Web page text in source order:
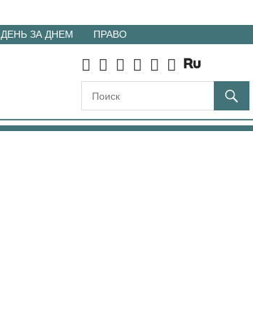
ДЕНЬ ЗА ДНЕМ ПРАВО